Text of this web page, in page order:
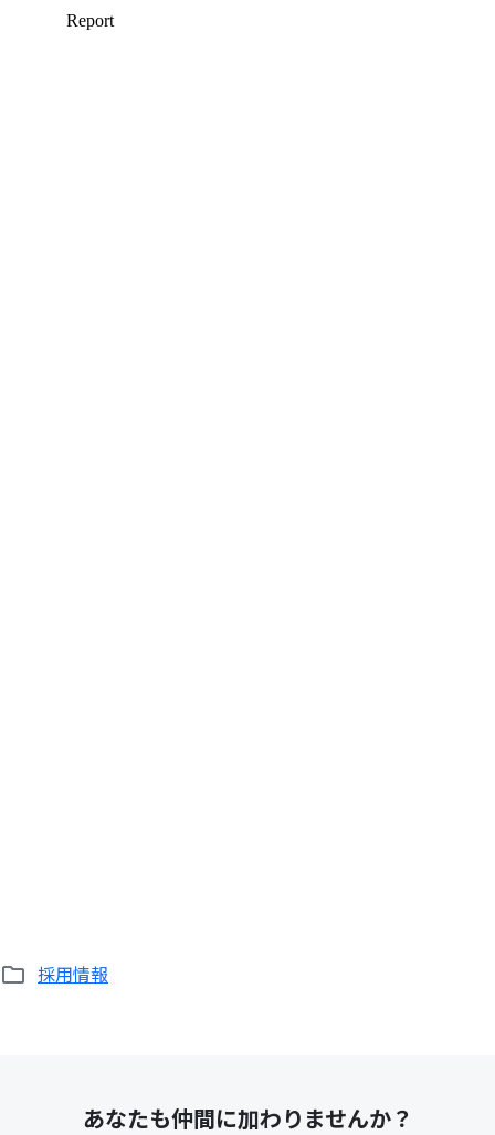
採用情報
あなたも仲間に加わりませんか？